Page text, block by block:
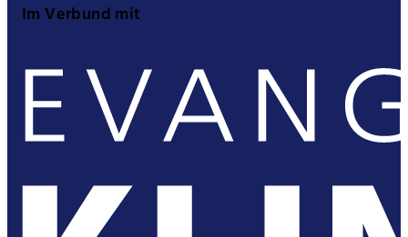
Im Verbund mit